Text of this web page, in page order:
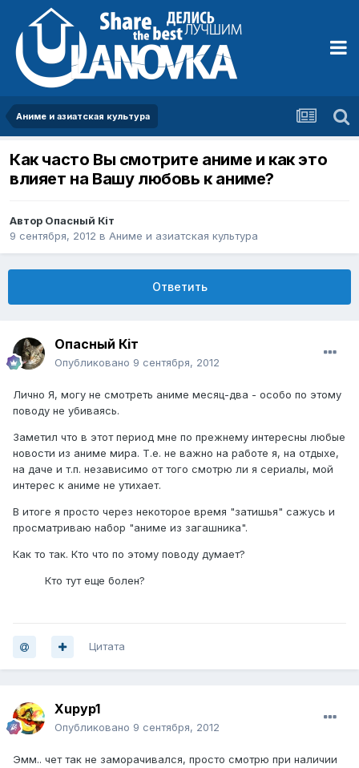
Аниме и азиатская культура
Как часто Вы смотрите аниме и как это
влияет на Вашу любовь к аниме?
Автор Опасный Кiт
9 сентября, 2012 в Аниме и азиатская культура
Ответить
Опасный Кiт
Опубликовано 9 сентября, 2012
Лично Я, могу не смотреть аниме месяц-два - особо по этому
поводу не убиваясь.
Заметил что в этот период мне по прежнему интересны любые
новости из аниме мира. Т.е. не важно на работе я, на отдыхе,
на даче и т.п. независимо от того смотрю ли я сериалы, мой
интерес к аниме не утихает.
В итоге я просто через некоторое время "затишья" сажусь и
просматриваю набор "аниме из загашника".
Как то так. Кто что по этому поводу думает?
Кто тут еще болен?
Цитата
Xupyp1
Опубликовано 9 сентября, 2012
Эмм.. чет так не заморачивался, просто смотрю при наличии